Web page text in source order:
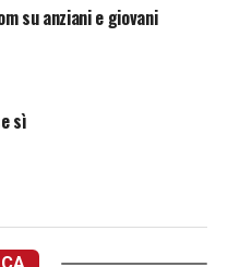
su anziani e giovani
sì